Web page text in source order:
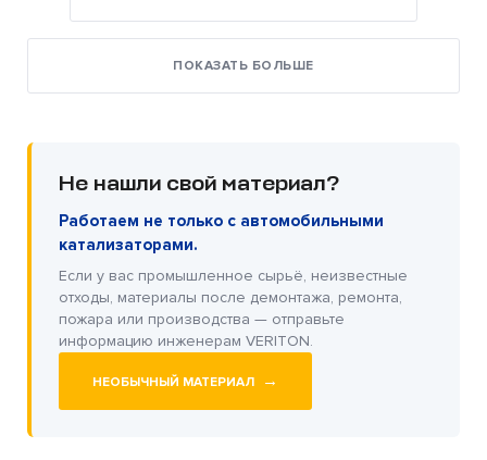
ПОКАЗАТЬ БОЛЬШЕ
Не нашли свой материал?
Работаем не только с автомобильными
катализаторами.
Если у вас промышленное сырьё, неизвестные
отходы, материалы после демонтажа, ремонта,
пожара или производства — отправьте
информацию инженерам VERITON.
НЕОБЫЧНЫЙ МАТЕРИАЛ →